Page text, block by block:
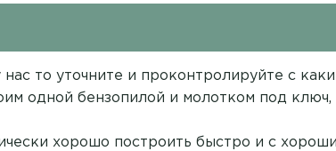
то уточните и проконтролируйте с
одной бензопилой и молотком под
хорошо построить быстро и с